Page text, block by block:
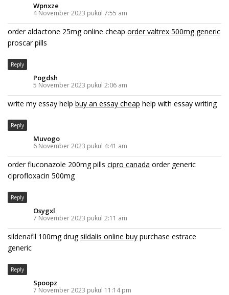
Wpnxze
4 November 2023 pukul 7:55 am
order aldactone 25mg online cheap order valtrex 500mg generic
proscar pills
Reply
Pogdsh
5 November 2023 pukul 2:06 am
write my essay help buy an essay cheap help with essay writing
Reply
Muvogo
6 November 2023 pukul 4:41 am
order fluconazole 200mg pills cipro canada order generic
ciprofloxacin 500mg
Reply
Osygxl
7 November 2023 pukul 2:11 am
sildenafil 100mg drugsildalis online buy purchase estrace
generic
Reply
Spoopz
7 November 2023 pukul 11:14 pm